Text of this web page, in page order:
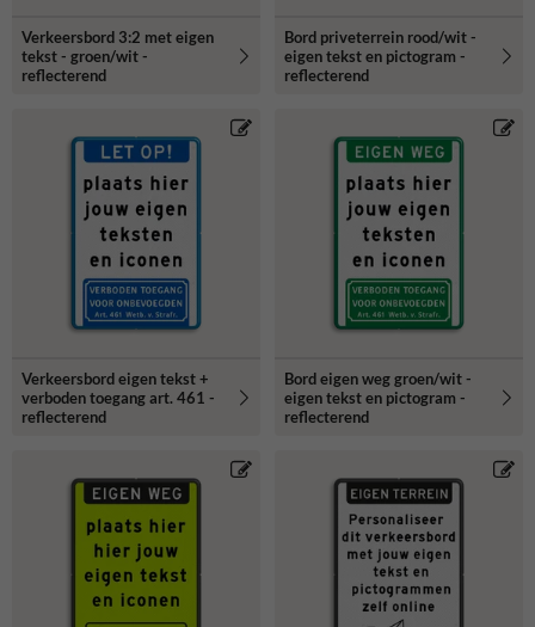
Verkeersbord 3:2 met eigen
tekst - groen/wit -
reflecterend
Bord priveterrein rood/wit -
eigen tekst en pictogram -
reflecterend
Verkeersbord eigen tekst +
verboden toegang art. 461 -
reflecterend
Bord eigen weg groen/wit -
eigen tekst en pictogram -
reflecterend